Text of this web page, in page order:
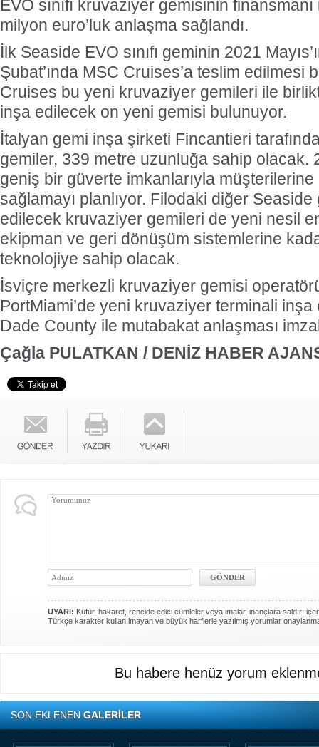
EVO sınıfı kruvaziyer gemisinin
milyon euro’luk anlaşma sağlandı.
İlk Seaside EVO sınıfı geminin 2021
Şubat’ında MSC Cruises’a teslim edilmesi
Cruises bu yeni kruvaziyer gemileri ile
inşa edilecek on yeni gemisi bulunuyor.
İtalyan gemi inşa şirketi Fincantieri
gemiler, 339 metre uzunluğa sahip olacak.
geniş bir güverte imkanlarıyla
sağlamayı planlıyor. Filodaki diğer
edilecek kruvaziyer gemileri de yeni nesil
ekipman ve geri dönüşüm sistemlerine
teknolojiye sahip olacak.
İsviçre merkezli kruvaziyer gemisi
PortMiami’de yeni kruvaziyer terminali
Dade County ile mutabakat anlaşması
Çağla PULATKAN / DENİZ HABER
UYARI: Küfür, hakaret, rencide edici cümleler veya imalar, inançlara saldırı
Türkçe karakter kullanılmayan ve büyük harflerle yazılmış yorumlar
Bu habere henüz yorum
SON EKLENENGALERİLER